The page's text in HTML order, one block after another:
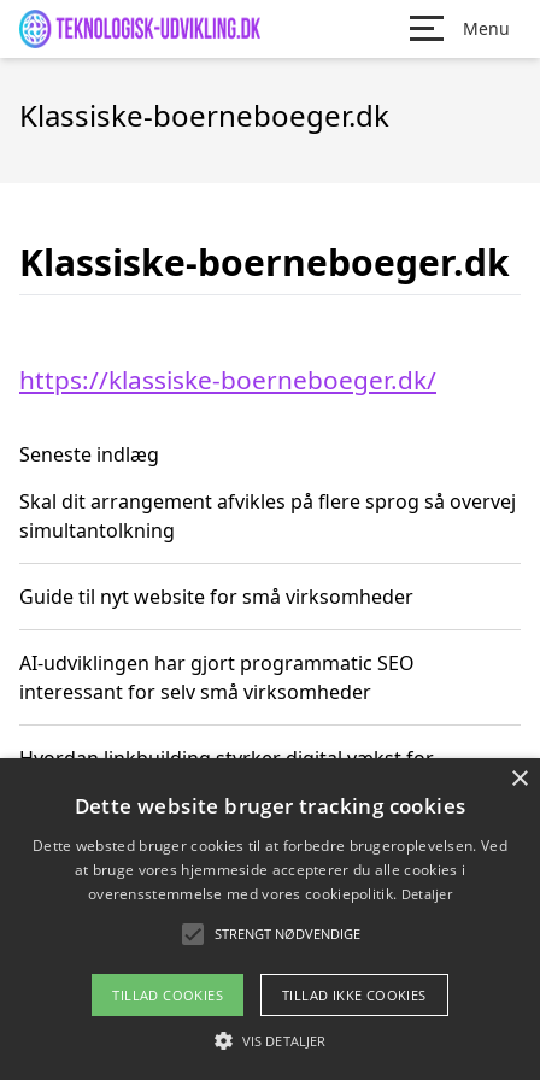
Menu
Klassiske-boerneboeger.dk
Klassiske-boerneboeger.dk
https://klassiske-boerneboeger.dk/
Seneste indlæg
Skal dit arrangement afvikles på flere sprog så overvej
simultantolkning
Guide til nyt website for små virksomheder
AI-udviklingen har gjort programmatic SEO
interessant for selv små virksomheder
Hvordan linkbuilding styrker digital vækst for
Sådan har udviklingen inden for genbrug af elektronik
ændret sig
Copyright 2026 - Pilanto Aps
Om / kontakt
×
Dette website bruger tracking cookies
Dette websted bruger cookies til at forbedre brugeroplevelsen. Ved
at bruge vores hjemmeside accepterer du alle cookies i
overensstemmelse med vores cookiepolitik. Detaljer
STRENGT NØDVENDIGE
TILLAD COOKIES TILLAD IKKE COOKIES
VIS DETALJER